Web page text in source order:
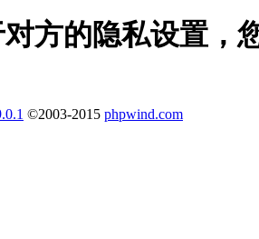
方的隐私设置，
©2003-2015 phpwind.com